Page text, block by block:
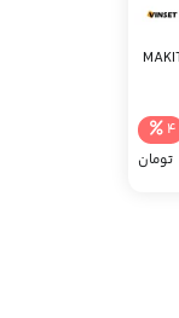
4
تومان